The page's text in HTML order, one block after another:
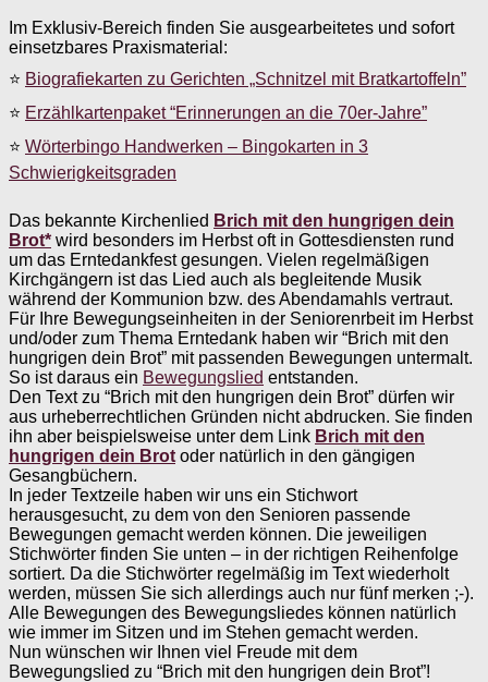
Im Exklusiv-Bereich finden Sie ausgearbeitetes und sofort
einsetzbares Praxismaterial:
⭐ Biografiekarten zu Gerichten „Schnitzel mit Bratkartoffeln”
⭐ Erzählkartenpaket “Erinnerungen an die 70er-Jahre”
⭐ Wörterbingo Handwerken – Bingokarten in 3
Schwierigkeitsgraden
Das bekannte Kirchenlied Brich mit den hungrigen dein
Brot* wird besonders im Herbst oft in Gottesdiensten rund
um das Erntedankfest gesungen. Vielen regelmäßigen
Kirchgängern ist das Lied auch als begleitende Musik
während der Kommunion bzw. des Abendamahls vertraut.
Für Ihre Bewegungseinheiten in der Seniorenrbeit im Herbst
und/oder zum Thema Erntedank haben wir “Brich mit den
hungrigen dein Brot” mit passenden Bewegungen untermalt.
So ist daraus ein Bewegungslied entstanden.
Den Text zu “Brich mit den hungrigen dein Brot” dürfen wir
aus urheberrechtlichen Gründen nicht abdrucken. Sie finden
ihn aber beispielsweise unter dem Link Brich mit den
hungrigen dein Brot oder natürlich in den gängigen
Gesangbüchern.
In jeder Textzeile haben wir uns ein Stichwort
herausgesucht, zu dem von den Senioren passende
Bewegungen gemacht werden können. Die jeweiligen
Stichwörter finden Sie unten – in der richtigen Reihenfolge
sortiert. Da die Stichwörter regelmäßig im Text wiederholt
werden, müssen Sie sich allerdings auch nur fünf merken ;-).
Alle Bewegungen des Bewegungsliedes können natürlich
wie immer im Sitzen und im Stehen gemacht werden.
Nun wünschen wir Ihnen viel Freude mit dem
Bewegungslied zu “Brich mit den hungrigen dein Brot”!